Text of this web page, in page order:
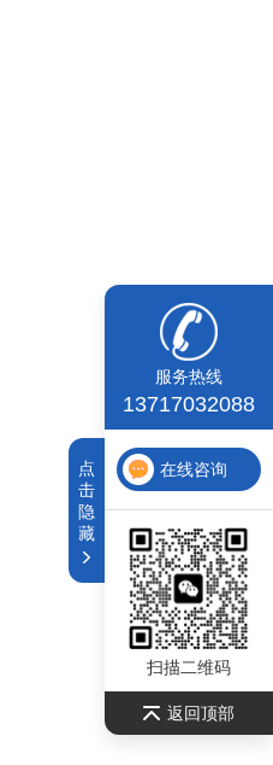
服务热线
13717032088
在线咨询
扫描二维码
返回顶部
点
击
隐
藏